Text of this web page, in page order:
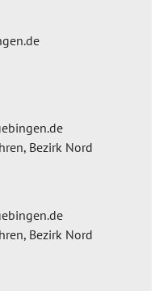
Bezirk Nord
Bezirk Nord